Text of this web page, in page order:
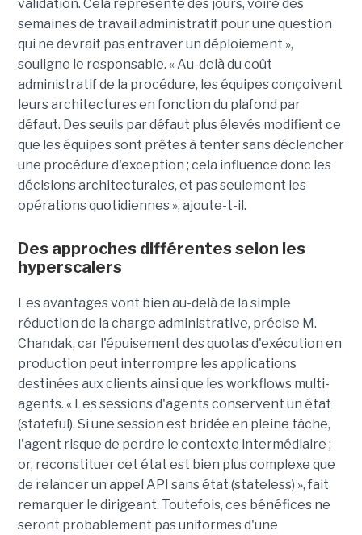
validation. Cela représente des jours, voire des
semaines de travail administratif pour une question
qui ne devrait pas entraver un déploiement »,
souligne le responsable. « Au-delà du coût
administratif de la procédure, les équipes conçoivent
leurs architectures en fonction du plafond par
défaut. Des seuils par défaut plus élevés modifient ce
que les équipes sont prêtes à tenter sans déclencher
une procédure d'exception ; cela influence donc les
décisions architecturales, et pas seulement les
opérations quotidiennes », ajoute-t-il.
Des approches différentes selon les
hyperscalers
Les avantages vont bien au-delà de la simple
réduction de la charge administrative, précise M.
Chandak, car l'épuisement des quotas d'exécution en
production peut interrompre les applications
destinées aux clients ainsi que les workflows multi-
agents. « Les sessions d'agents conservent un état
(stateful). Si une session est bridée en pleine tâche,
l'agent risque de perdre le contexte intermédiaire ;
or, reconstituer cet état est bien plus complexe que
de relancer un appel API sans état (stateless) », fait
remarquer le dirigeant. Toutefois, ces bénéfices ne
seront probablement pas uniformes d'une